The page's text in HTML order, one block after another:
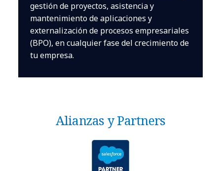
gestión de proyectos, asistencia y
mantenimiento de aplicaciones y
externalización de procesos empresariales
(BPO), en cualquier fase del crecimiento de
tu empresa.
Alianzas y Partners